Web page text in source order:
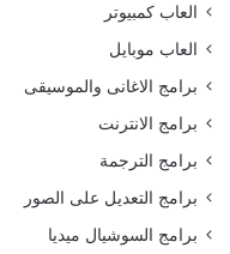
العاب كمبيوتر
العاب موبايل
برامج الاغانى والموسيقى
برامج الانترنت
برامج الترجمة
برامج التعديل على الصور
برامج السوشيال ميديا